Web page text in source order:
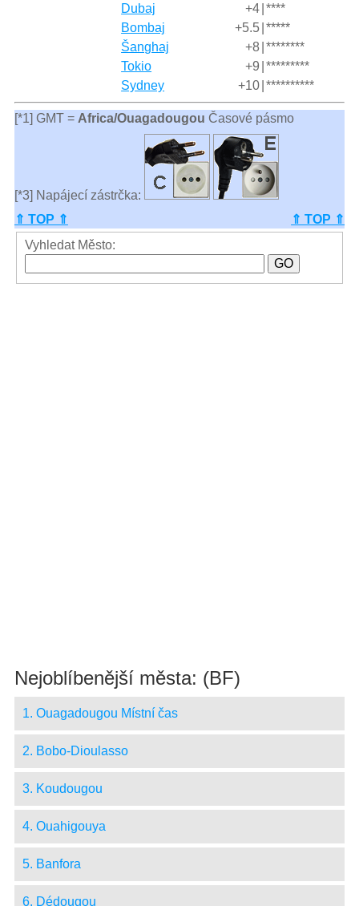
Dubaj
+4 ****
Bombaj
+5.5 *****
Šanghaj
+8 ********
Tokio
+9 *********
Sydney
+10 **********
[*1] GMT = Africa/Ouagadougou Časové pásmo
[*3] Napájecí zástrčka:
⇑ TOP ⇑
⇑ TOP ⇑
Vyhledat Město:
Nejoblíbenější města: (BF)
1. Ouagadougou Místní čas
2. Bobo-Dioulasso
3. Koudougou
4. Ouahigouya
5. Banfora
6. Dédougou